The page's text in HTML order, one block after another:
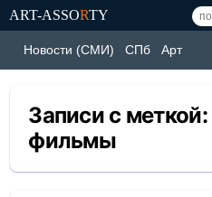
ART-ASSORTY
Новости (СМИ) СПб Арт
Записи с меткой:
фильмы